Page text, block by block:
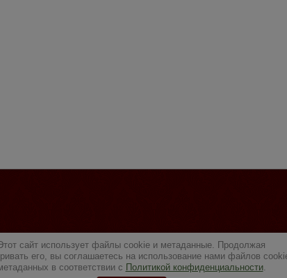
сайт использует файлы cookie и метаданные. Продолжая
его, вы соглашаетесь на использование нами файлов
в соответствии с Политикой конфиденциальности.